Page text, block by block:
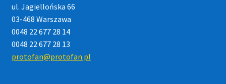
ul. Jagiellońska 66
03-468 Warszawa
0048 22 677 28 14
0048 22 677 28 13
protofan@protofan.pl